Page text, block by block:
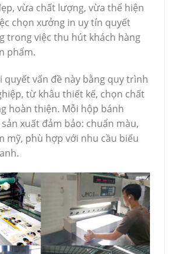
vừa chất lượng, vừa thể hiện
chọn xưởng in uy tín quyết
trong việc thu hút khách hàng
phẩm.
quyết vấn đề này bằng quy trình
từ khâu thiết kế, chọn chất
hoàn thiện. Mỗi hộp bánh
xuất đảm bảo: chuẩn màu,
mỹ, phù hợp với nhu cầu biếu